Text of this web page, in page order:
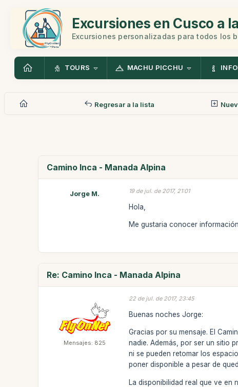
Excursiones en Cusco a
Excursiones personalizadas para todos los
TOURS MACHU PICCHU
Regresar a la lista
Camino Inca - Manada Alpina
Jorge M. 19 de jul. de 2017, 21:01
Hola,
Me gustaria conocer
Re: Camino Inca - Manada Alpina
Mensajes: 825
22 de jul. de 2017, 23:45
Buenas noches Jorge:
Gracias por su mensaje. El
nadie. Además, por ser un sitio
ni se pueden retomar los
poner disponible a pesar de
La disponibilidad real que ve en